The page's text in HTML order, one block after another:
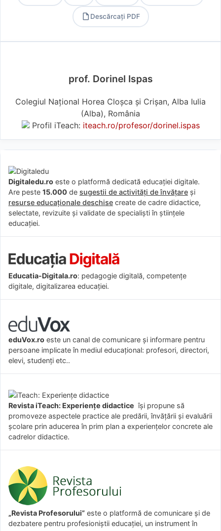
Descărcați PDF
prof. Dorinel Ispas
Colegiul Național Horea Cloșca și Crișan, Alba Iulia
(Alba), România
Profil iTeach: iteach.ro/profesor/dorinel.ispas
Digitaledu.ro este o platformă dedicată educației digitale.
Are peste 15.000 de sugestii de activități de învățare și
resurse educaționale deschise create de cadre didactice,
selectate, revizuite și validate de specialiști în științele
educației.
Educatia-Digitala.ro: pedagogie digitală, competențe
digitale, digitalizarea educației.
eduVox.ro este un canal de comunicare și informare pentru
persoane implicate în mediul educațional: profesori, directori,
elevi, studenți etc..
Revista iTeach: Experienţe didactice îşi propune să
promoveze aspectele practice ale predării, învăţării şi evaluării
şcolare prin aducerea în prim plan a experienţelor concrete ale
cadrelor didactice.
„Revista Profesorului” este o platformă de comunicare și de
dezbatere pentru profesioniștii educației, un instrument în